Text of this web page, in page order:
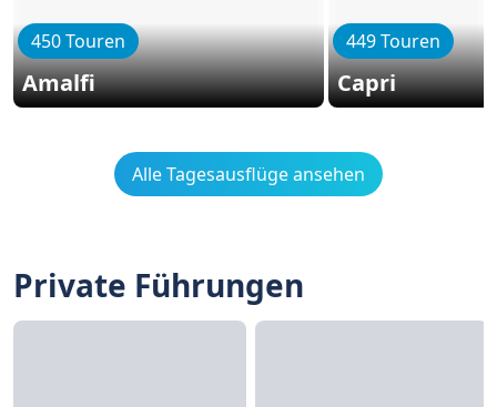
450 Touren
Amalfi
449 Touren
Capri
Alle Tagesausflüge ansehen
Private Führungen